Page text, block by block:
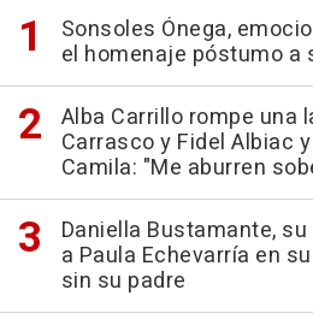
Sonsoles Ónega,
el homenaje póstumo a
Alba Carrillo rompe una
Carrasco y Fidel Albiac
Camila: "Me aburren
Daniella Bustamante,
a Paula Echevarría en
sin su padre